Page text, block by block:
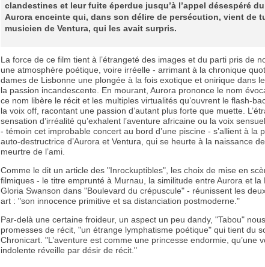
clandestines et leur fuite éperdue jusqu’à l’appel désespéré
Aurora enceinte qui, dans son délire de persécution, vient de
musicien de Ventura, qui les avait surpris.
La force de ce film tient à l’étrangeté des images et du parti pris de
une atmosphère poétique, voire irréelle - arrimant à la chronique
dames de Lisbonne une plongée à la fois exotique et onirique dans
la passion incandescente. En mourant, Aurora prononce le nom
ce nom libère le récit et les multiples virtualités qu’ouvrent le flash-
la voix off, racontant une passion d’autant plus forte que muette.
sensation d’irréalité qu’exhalent l’aventure africaine ou la voix
- témoin cet improbable concert au bord d’une piscine - s’allient à la
auto-destructrice d’Aurora et Ventura, qui se heurte à la naissance
meurtre de l’ami.
Comme le dit un article des "Inrockuptibles", les choix de mise en
filmiques - le titre emprunté à Murnau, la similitude entre Aurora et la
Gloria Swanson dans "Boulevard du crépuscule" - réunissent les
art : "son innocence primitive et sa distanciation postmoderne."
Par-delà une certaine froideur, un aspect un peu dandy, "Tabou"
promesses de récit, "un étrange lymphatisme poétique" qui tient du
Chronicart. "L’aventure est comme une princesse endormie, qu’une
indolente réveille par désir de récit."